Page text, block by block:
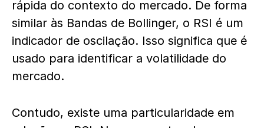
rápida do contexto do mercado. De forma
similar às Bandas de Bollinger, o RSI é um
indicador de oscilação. Isso significa que é
usado para identificar a volatilidade do
mercado.
Contudo, existe uma particularidade em